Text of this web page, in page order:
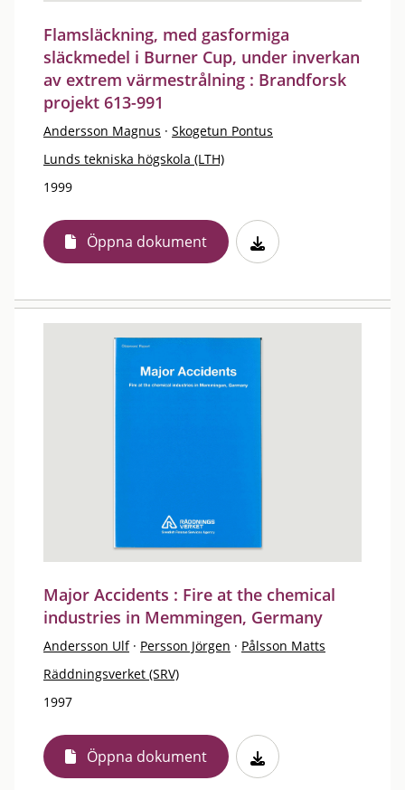
Flamsläckning, med gasformiga
släckmedel i Burner Cup, under inverkan
av extrem värmestrålning : Brandforsk
projekt 613-991
Andersson Magnus · Skogetun Pontus
Lunds tekniska högskola (LTH)
1999
Öppna dokument
Major Accidents : Fire at the chemical
industries in Memmingen, Germany
Andersson Ulf · Persson Jörgen · Pålsson Matts
Räddningsverket (SRV)
1997
Öppna dokument